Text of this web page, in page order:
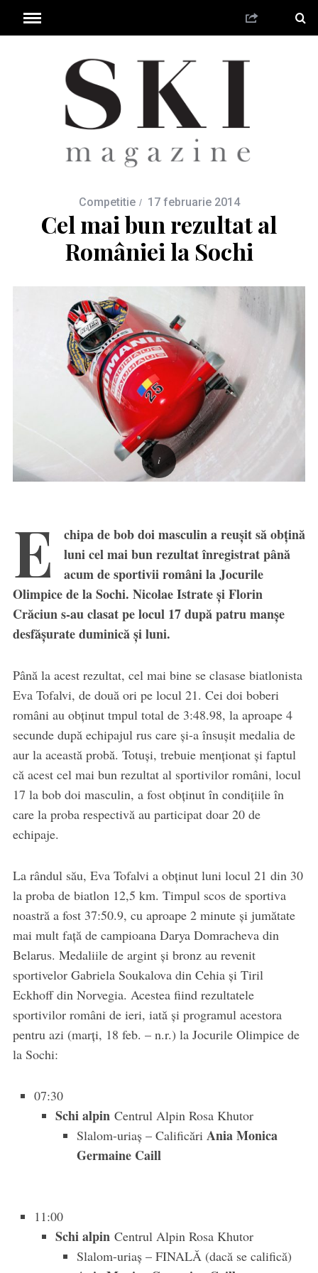
Competitie 17 februarie 2014
Cel mai bun rezultat al
României la Sochi
E
chipa de bob doi masculin a reuşit să obţină
luni cel mai bun rezultat înregistrat până
acum de sportivii români la Jocurile
Olimpice de la Sochi. Nicolae Istrate şi Florin
Crăciun s-au clasat pe locul 17 după patru manşe
desfăşurate duminică şi luni.
Până la acest rezultat, cel mai bine se clasase biatlonista
Eva Tofalvi, de două ori pe locul 21. Cei doi boberi
români au obţinut tmpul total de 3:48.98, la aproape 4
secunde după echipajul rus care şi-a însuşit medalia de
aur la această probă. Totuşi, trebuie menţionat şi faptul
că acest cel mai bun rezultat al sportivilor români, locul
17 la bob doi masculin, a fost obţinut în condiţiile în
care la proba respectivă au participat doar 20 de
echipaje.
La rândul său, Eva Tofalvi a obţinut luni locul 21 din 30
la proba de biatlon 12,5 km. Timpul scos de sportiva
noastră a fost 37:50.9, cu aproape 2 minute şi jumătate
mai mult faţă de campioana Darya Domracheva din
Belarus. Medaliile de argint şi bronz au revenit
sportivelor Gabriela Soukalova din Cehia şi Tiril
Eckhoff din Norvegia. Acestea fiind rezultatele
sportivilor români de ieri, iată şi programul acestora
pentru azi (marţi, 18 feb. – n.r.) la Jocurile Olimpice de
la Sochi:
07:30
Schi alpin Centrul Alpin Rosa Khutor
Slalom-uriaş – Calificări Ania Monica
Germaine Caill
11:00
Schi alpinCentrul Alpin Rosa Khutor
Slalom-uriaş – FINALĂ (dacă se califică)